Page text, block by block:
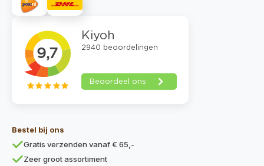
Bestel bij ons
Gratis verzenden vanaf € 65,-
Zeer groot assortiment